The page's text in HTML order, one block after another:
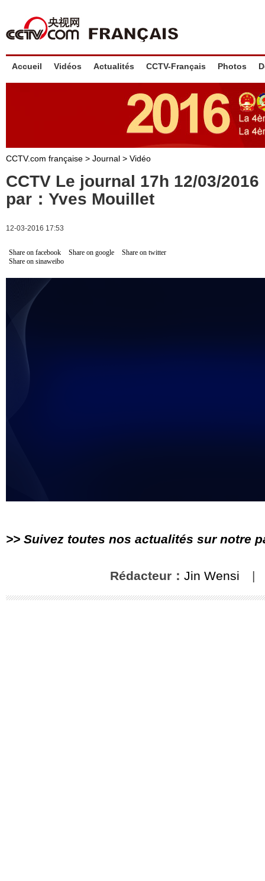
Accueil Vidéos Actualités CCTV-Français Photos
CCTV.com française > Journal > Vidéo
CCTV Le journal 17h 12/03/
par：Yves Mouillet
12-03-2016 17:53
Share on facebook Share on google
Share on twitter
Share on sinaweibo
>> Suivez toutes nos actualités sur notre
Rédacteur： Jin Wensi